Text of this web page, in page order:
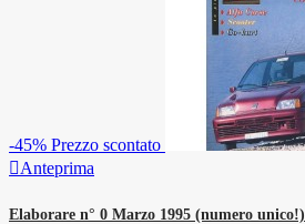
-45% Prezzo scontato
Anteprima
Elaborare n° 0 Marzo 1995 (numero unico!)